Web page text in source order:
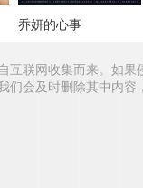
乔妍的心事
互联网收集而来。如果
们会及时删除其中内容